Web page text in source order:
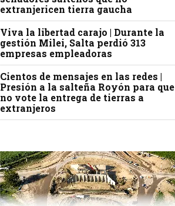
extranjericen tierra gaucha
Viva la libertad carajo | Durante la
gestión Milei, Salta perdió 313
empresas empleadoras
Cientos de mensajes en las redes |
Presión a la salteña Royón para que
no vote la entrega de tierras a
extranjeros